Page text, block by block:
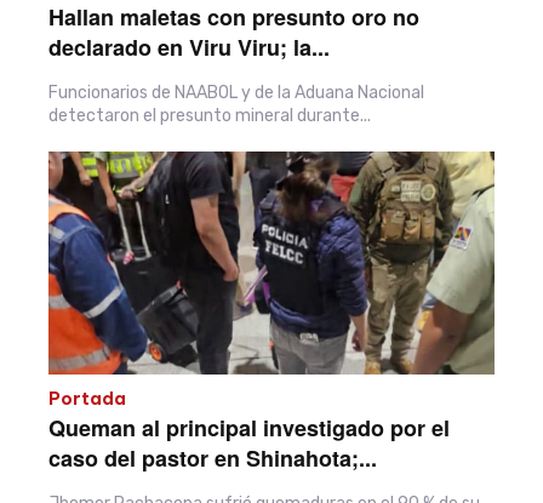
Hallan maletas con presunto oro no
declarado en Viru Viru; la...
Funcionarios de NAABOL y de la Aduana Nacional
detectaron el presunto mineral durante...
Portada
Queman al principal investigado por el
caso del pastor en Shinahota;...